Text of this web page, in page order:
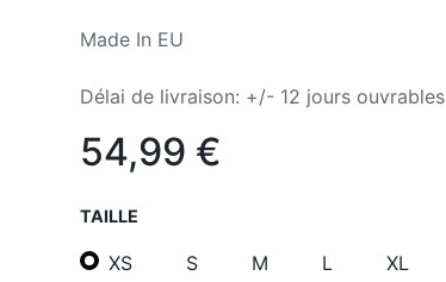
Made In EU
Délai de livraison: +/- 12 jours ouvrables
54,99 €
TAILLE
XS S M L XL